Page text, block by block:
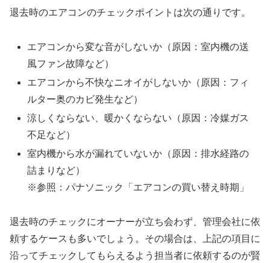
退去時のエアコンのチェックポイントは次の通りです。
エアコンから変な音がしないか（原因：室内機の送
風ファン故障など）
エアコンから不快なニオイがしないか（原因：フィ
ルター奥のカビ発生など）
涼しくならない、暖かくならない（原因：冷媒ガス
不足など）
室内機から水が漏れていないか（原因：排水経路の
詰まりなど）
※参照：パナソニック「エアコンの買い替え時期」
退去時のチェックにオーナーが立ち会わず、管理会社に依
頼するケースも多いでしょう。その場合は、上記の項目に
沿ってチェックしてもらえるよう担当者に依頼するのが賢